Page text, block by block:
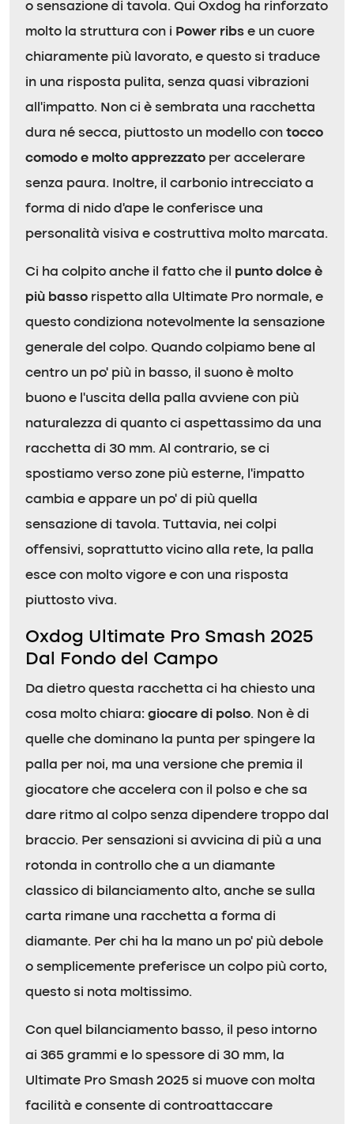
o sensazione di tavola. Qui Oxdog ha rinforzato
molto la struttura con i Power ribs e un cuore
chiaramente più lavorato, e questo si traduce
in una risposta pulita, senza quasi vibrazioni
all’impatto. Non ci è sembrata una racchetta
dura né secca, piuttosto un modello con tocco
comodo e molto apprezzato per accelerare
senza paura. Inoltre, il carbonio intrecciato a
forma di nido d’ape le conferisce una
personalità visiva e costruttiva molto marcata.
Ci ha colpito anche il fatto che il punto dolce è
più basso rispetto alla Ultimate Pro normale, e
questo condiziona notevolmente la sensazione
generale del colpo. Quando colpiamo bene al
centro un po’ più in basso, il suono è molto
buono e l’uscita della palla avviene con più
naturalezza di quanto ci aspettassimo da una
racchetta di 30 mm. Al contrario, se ci
spostiamo verso zone più esterne, l’impatto
cambia e appare un po’ di più quella
sensazione di tavola. Tuttavia, nei colpi
offensivi, soprattutto vicino alla rete, la palla
esce con molto vigore e con una risposta
piuttosto viva.
Oxdog Ultimate Pro Smash 2025
Dal Fondo del Campo
Da dietro questa racchetta ci ha chiesto una
cosa molto chiara: giocare di polso. Non è di
quelle che dominano la punta per spingere la
palla per noi, ma una versione che premia il
giocatore che accelera con il polso e che sa
dare ritmo al colpo senza dipendere troppo dal
braccio. Per sensazioni si avvicina di più a una
rotonda in controllo che a un diamante
classico di bilanciamento alto, anche se sulla
carta rimane una racchetta a forma di
diamante. Per chi ha la mano un po’ più debole
o semplicemente preferisce un colpo più corto,
questo si nota moltissimo.
Con quel bilanciamento basso, il peso intorno
ai 365 grammi e lo spessore di 30 mm, la
Ultimate Pro Smash 2025 si muove con molta
facilità e consente di controattaccare